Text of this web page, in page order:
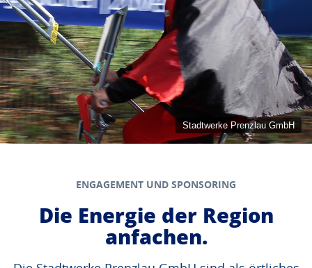
Stadtwerke Prenzlau GmbH
ENGAGEMENT UND SPONSORING
Die Energie der Region
anfachen.